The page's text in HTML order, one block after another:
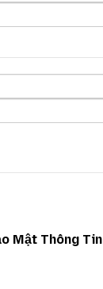
Mật Thông Tin